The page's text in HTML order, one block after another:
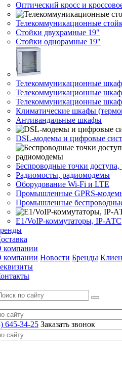
Оптический кросс и
Телекоммуникационные
Стойки двухрамные 19"
Стойки однорамные 19"
Телекоммуникационные
Телекоммуникационные
Телекоммуникационные
Климатические шкафы
Антивандальные шкафы
DSL-модемы и цифровые
Беспроводные точки
Радиомосты, радиомодемы
Оборудование Wi-Fi и LTE
Промышленные GPRS-
Промышленные
Е1/VoIP-коммутаторы, IP-АТС
компании
компании Новости Бренды
645-34-25 Заказать звонок